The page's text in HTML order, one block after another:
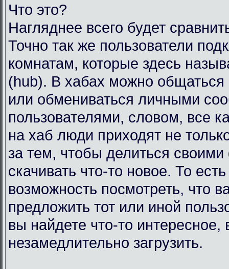
Что это?
Нагляднее всего будет
Точно так же пользователи
комнатам, которые здесь
(hub). В хабах можно
или обмениваться личными
пользователями, словом, все
на хаб люди приходят не
за тем, чтобы делиться
скачивать что-то новое. То
возможность посмотреть, что
предложить тот или иной
вы найдете что-то интересное,
незамедлительно загрузить.